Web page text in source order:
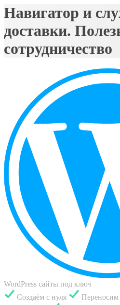
Навигатор и
доставки.
сотрудничество
WordPress сайты под ключ
Создаём с нуля